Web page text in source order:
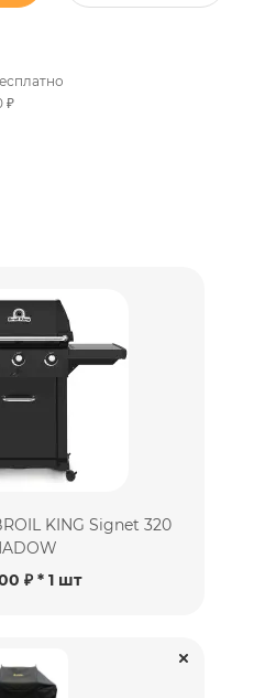
₽
KING Signet 320
₽ * 1 шт